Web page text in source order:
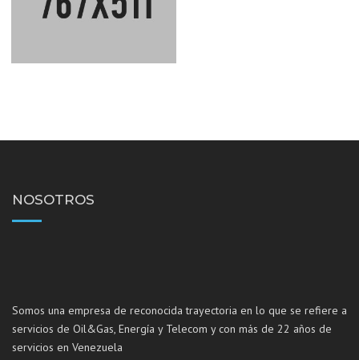
CONCEPTE
NOSOTROS
Somos una empresa de reconocida trayectoria en lo que se refiere a
servicios de Oil&Gas, Energía y Telecom y con más de 22 años de
servicios en Venezuela